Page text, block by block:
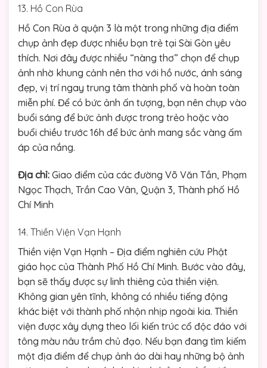
13. Hồ Con Rùa
Hồ Con Rùa ở quận 3 là một trong những địa điểm
chụp ảnh đẹp được nhiều bạn trẻ tại Sài Gòn yêu
thích. Nơi đây được nhiều “nàng thơ” chọn để chụp
ảnh nhờ khung cảnh nên thơ với hồ nước, ánh sáng
đẹp, vị trí ngay trung tâm thành phố và hoàn toàn
miễn phí. Để có bức ảnh ấn tượng, bạn nên chụp vào
buổi sáng để bức ảnh được trong trẻo hoặc vào
buổi chiều trước 16h để bức ảnh mang sắc vàng ấm
áp của nắng.
Địa chỉ: Giao điểm của các đường Võ Văn Tần, Phạm
Ngọc Thạch, Trần Cao Vân, Quận 3, Thành phố Hồ
Chí Minh
14. Thiền Viện Vạn Hạnh
Thiền viện Vạn Hạnh – Địa điểm nghiên cứu Phật
giáo học của Thành Phố Hồ Chí Minh. Bước vào đây,
bạn sẽ thấy được sự linh thiêng của thiền viện.
Không gian yên tĩnh, không có nhiều tiếng động
khác biệt với thành phố nhộn nhịp ngoài kia. Thiền
viện được xây dựng theo lối kiến trúc cổ độc đáo với
tông màu nâu trầm chủ đạo. Nếu bạn đang tìm kiếm
một địa điểm để chụp ảnh áo dài hay những bộ ảnh